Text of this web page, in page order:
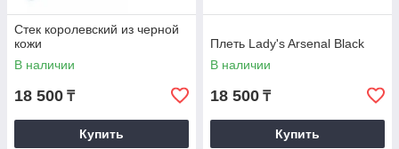
Стек королевский из черной
кожи
В наличии
18 500 ₸
Купить
Плеть Lady's Arsenal Black
В наличии
18 500 ₸
Купить